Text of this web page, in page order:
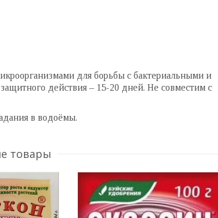
для борьбы с бактериальными и
действия – 15-20 дней. Не совместим с
в водоёмы.
товары